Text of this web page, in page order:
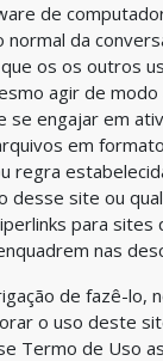
de
da
os os outros
agir de
se engajar em
em
regra
desse site ou
para sites
nas
de fazê-lo,
o uso deste
Termo de Uso